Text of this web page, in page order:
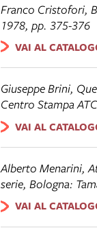
Franco Cristofori,
1978, pp. 375-376
VAI AL
Giuseppe Brini,
Centro Stampa
VAI AL
Alberto Menarini,
serie, Bologna:
VAI AL